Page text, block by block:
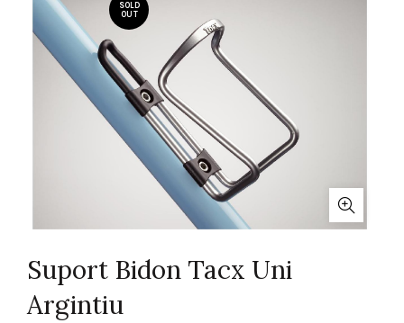
SOLD
OUT
Suport Bidon Tacx Uni
Argintiu